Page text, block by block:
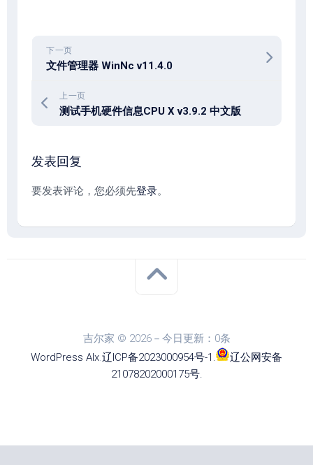
下一页
文件管理器 WinNc v11.4.0
上一页
测试手机硬件信息CPU X v3.9.2 中文版
发表回复
要发表评论，您必须先登录。
吉尔家 © 2026－今日更新：0条
WordPress Alx.辽ICP备2023000954号-1 .
辽公网安备
21078202000175号.